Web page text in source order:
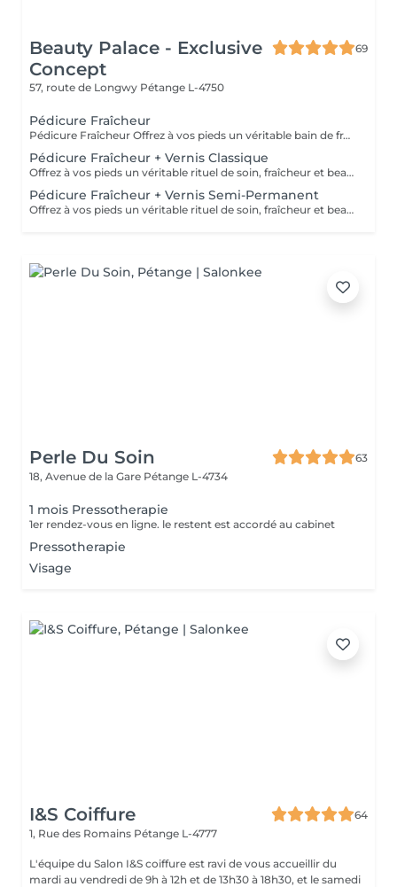
Beauty Palace - Exclusive
Concept
69
57, route de Longwy Pétange L-4750
Pédicure Fraîcheur
Pédicure Fraîcheur Offrez à vos pieds un véritable bain de fraîcheur ! Ce rituel estival associe un gommage au sel enrichi en huile d'amande douce, un bain de pieds effervescent relaxant et rafraîchissant, puis l'application d'un gel fraîcheur intense jusqu'aux mollets. Idéal pour délasser les pieds fatigués, apporter une agréable sensation de fraîcheur et de légèreté, ou simplement profiter d'un moment de bien-être particulièrement appréciable pendant les fortes chaleurs. Une expérience fraîche, relaxante et revitalisante le soin parfait pour l'été.
Pédicure Fraîcheur + Vernis Classique
Offrez à vos pieds un véritable rituel de soin, fraîcheur et beauté. Cette prestation comprend une pédicure complète, avec soin des ongles et des cuticules, travail des rugosités, suivie d'un gommage au sel enrichi en huile d'amande douce, d'un bain de pieds effervescent relaxant et rafraîchissant, puis de l'application d'un gel fraîcheur intense pouvant être remonté jusqu'aux mollets. Le soin se termine par la pose du vernis classique de votre choix pour des pieds parfaitement soignés et sublimés. Idéal pour délasser les pieds fatigués, apporter une agréable sensation de fraîcheur et de légèreté, ou simplement profiter d'un moment de bien-être particulièrement appréciable pendant les fortes chaleurs. Des pieds doux, frais, soignés et élégamment vernis le rituel parfait pour l'été.
Pédicure Fraîcheur + Vernis Semi-Permanent
Offrez à vos pieds un véritable rituel de soin, fraîcheur et beauté. Cette prestation comprend une pédicure complète, avec soin des ongles et des cuticules, travail des rugosités, suivie d'un gommage au sel enrichi en huile d'amande douce, d'un bain de pieds effervescent relaxant et rafraîchissant, puis de l'application d'un gel fraîcheur intense pouvant être remonté jusqu'aux mollets. Le soin se termine par la pose du vernis classique de votre choix pour des pieds parfaitement soignés et sublimés. Idéal pour délasser les pieds fatigués, apporter une agréable sensation de fraîcheur et de légèreté, ou simplement profiter d'un moment de bien-être particulièrement appréciable pendant les fortes chaleurs. Des pieds doux, frais, soignés et élégamment vernis le rituel parfait pour l'été.
Perle Du Soin
63
18, Avenue de la Gare Pétange L-4734
1 mois Pressotherapie
1er rendez-vous en ligne. le restent est accordé au cabinet
Pressotherapie
Visage
I&S Coiffure
64
1, Rue des Romains Pétange L-4777
L'équipe du Salon I&S coiffure est ravi de vous accueillir du
mardi au vendredi de 9h à 12h et de 13h30 à 18h30, et le samedi